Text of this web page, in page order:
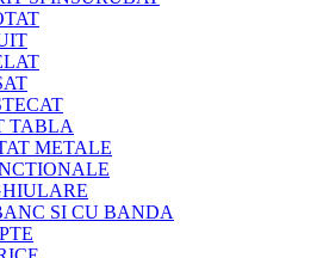
TABLA
METALE
SI CU BANDA